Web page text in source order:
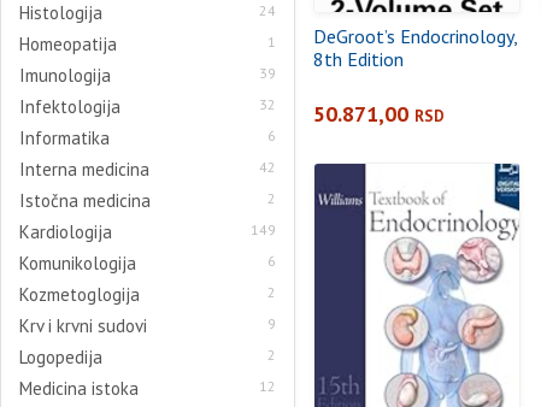
Histologija 24
Homeopatija 1
Imunologija 39
Infektologija 32
Informatika 6
Interna medicina 42
Istočna medicina 2
Kardiologija 149
Komunikologija 6
Kozmetoglogija 2
Krv i krvni sudovi 9
Logopedija 2
Medicina istoka 12
DeGroot’s Endocrinology,
8th Edition
50.871,00 RSD